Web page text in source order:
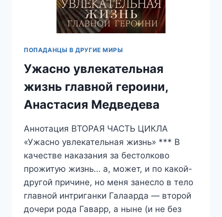
ПОПАДАНЦЫ В ДРУГИЕ МИРЫ
Ужасно увлекательная
жизнь главной героини,
Анастасия Медведева
Аннотация ВТОРАЯ ЧАСТЬ ЦИКЛА
«Ужасно увлекательная жизнь» *** В
качестве наказания за бестолково
прожитую жизнь… а, может, и по какой-
другой причине, но меня занесло в тело
главной интриганки Галаарда — второй
дочери рода Гаварр, а ныне (и не без